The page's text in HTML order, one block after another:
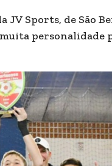
Sports, de São
personalidade